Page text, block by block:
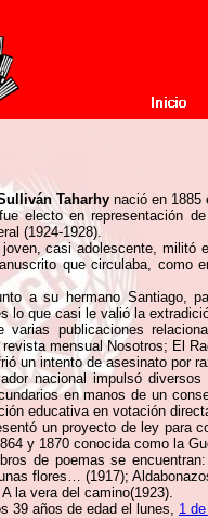
Taharhy nació en 1885
electo en representación
(1924-1928).
joven, casi adolescente, militó
que circulaba, como
a su hermano Santiago,
lo que casi le valió la
varias publicaciones
revista mensual Nosotros; El
un intento de asesinato por
nacional impulsó
en manos de un
educativa en votación
un proyecto de ley para
y 1870 conocida como la
de poemas se
flores… (1917);
la vera del camino(1923).
39 años de edad el lunes, 1